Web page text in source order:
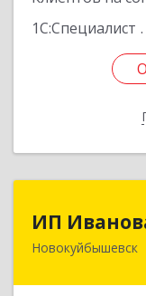
1С:Специалист
ИП
Новокуйбышевск